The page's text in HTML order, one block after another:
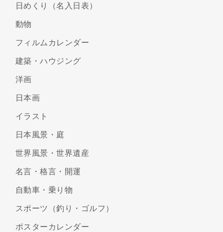
日めくり（名入日表）
動物
フィルムカレンダー
建築・ハウジング
洋画
日本画
イラスト
日本風景・庭
世界風景・世界遺産
名言・格言・開運
自動車・乗り物
スポーツ（釣り・ゴルフ）
ポスターカレンダー